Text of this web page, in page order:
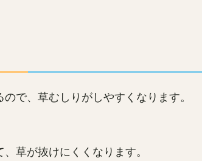
で、草むしりがしやすくなります。
草が抜けにくくなります。